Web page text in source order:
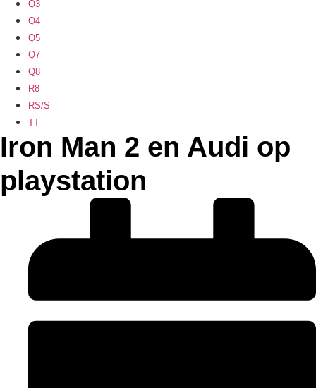
Q3
Q4
Q5
Q7
Q8
R8
RS/S
TT
Iron Man 2 en Audi op
playstation